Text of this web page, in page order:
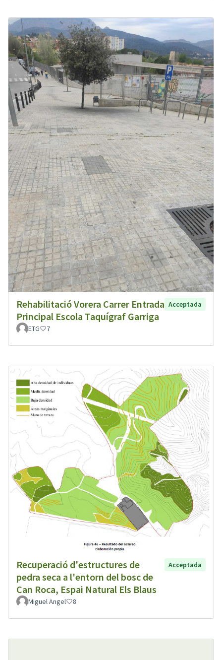
Rehabilitació Vorera Carrer Entrada
Principal Escola Taquígraf Garriga
Acceptada
ETG 7
Recuperació d'estructures de
pedra seca a l'entorn del bosc de
Can Roca, Espai Natural Els Blaus
Acceptada
Miguel Angel 8